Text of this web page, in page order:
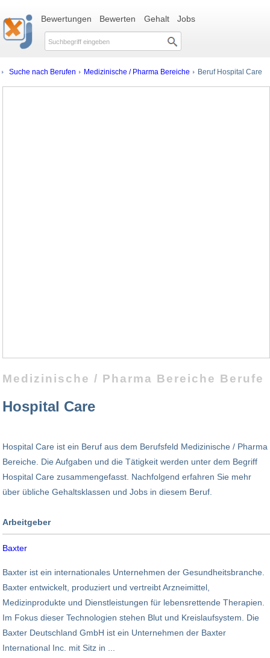
Bewertungen Bewerten Gehalt Jobs
Suche nach Berufen Medizinische / Pharma Bereiche Beruf Hospital Care
Medizinische / Pharma Bereiche Berufe
Hospital Care
Hospital Care ist ein Beruf aus dem Berufsfeld Medizinische / Pharma
Bereiche. Die Aufgaben und die Tätigkeit werden unter dem Begriff
Hospital Care zusammengefasst. Nachfolgend erfahren Sie mehr
über übliche Gehaltsklassen und Jobs in diesem Beruf.
Arbeitgeber
Branche
Angestellte
Baxter
48.000
10,4 Mrd. USD
Baxter ist ein internationales Unternehmen der Gesundheitsbranche.
Baxter entwickelt, produziert und vertreibt Arzneimittel,
Medizinprodukte und Dienstleistungen für lebensrettende Therapien.
Im Fokus dieser Technologien stehen Blut und Kreislaufsystem. Die
Baxter Deutschland GmbH ist ein Unternehmen der Baxter
International Inc. mit Sitz in ...